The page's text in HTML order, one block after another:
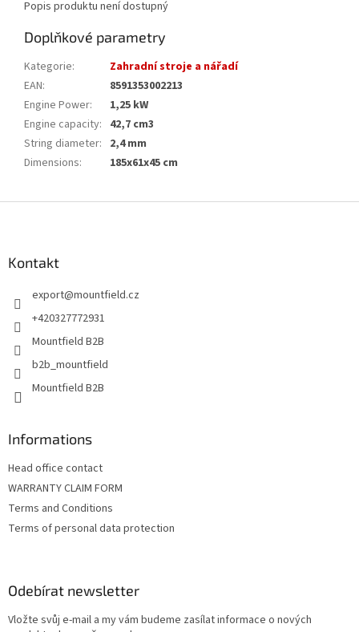
Popis produktu není dostupný
Doplňkové parametry
Kategorie:
Zahradní stroje a nářadí
EAN:
8591353002213
Engine Power:
1,25 kW
Engine capacity: 42,7 cm3
String diameter: 2,4 mm
Dimensions: 185x61x45 cm
Kontakt
export@mountfield.cz
+420327772931
Mountfield B2B
b2b_mountfield
Mountfield B2B
Informations
Head office contact
WARRANTY CLAIM FORM
Terms and Conditions
Terms of personal data protection
Odebírat newsletter
Vložte svůj e-mail a my vám budeme zasílat informace o nových